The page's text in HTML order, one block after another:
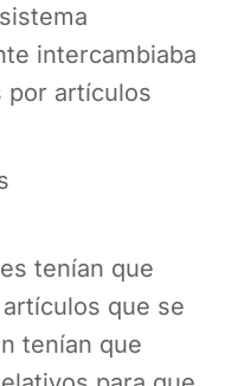
intercambiaba
por artículos
tenían que
que se
tenían que